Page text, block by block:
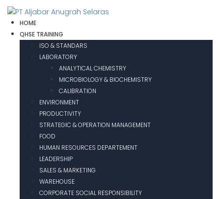
HOME
QHSE TRAINING
ISO & STANDARS
LABORATORY
ANALYTICAL CHEMISTRY
MICROBIOLOGY & BIOCHEMISTRY
CALIBRATION
ENVIRONMENT
PRODUCTIVITY
STRATEGIC & OPERATION MANAGEMENT
FOOD
HUMAN RESOURCES DEPARTEMENT
LEADERSHIP
SALES & MARKETING
WAREHOUSE
CORPORATE SOCIAL RESPONSIBILITY